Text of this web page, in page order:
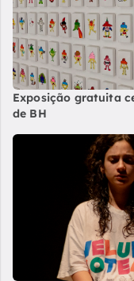
Exposição gratuita
de BH